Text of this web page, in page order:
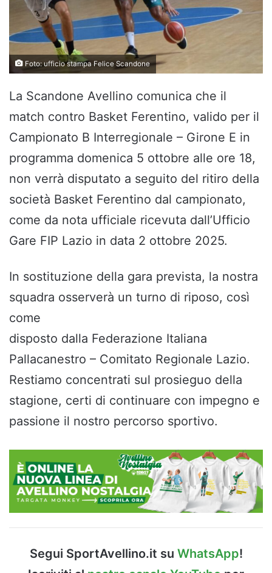
Foto: ufficio stampa Felice Scandone
La Scandone Avellino comunica che il
match contro Basket Ferentino, valido per il
Campionato B Interregionale – Girone E in
programma domenica 5 ottobre alle ore 18,
non verrà disputato a seguito del ritiro della
società Basket Ferentino dal campionato,
come da nota ufficiale ricevuta dall’Ufficio
Gare FIP Lazio in data 2 ottobre 2025.
In sostituzione della gara prevista, la nostra
squadra osserverà un turno di riposo, così
come
disposto dalla Federazione Italiana
Pallacanestro – Comitato Regionale Lazio.
Restiamo concentrati sul prosieguo della
stagione, certi di continuare con impegno e
passione il nostro percorso sportivo.
Segui SportAvellino.it su WhatsApp!